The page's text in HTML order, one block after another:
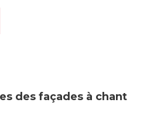
des façades à chant